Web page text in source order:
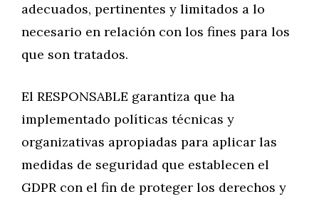
adecuados, pertinentes y limitados a lo
necesario en relación con los fines para los
que son tratados.
El RESPONSABLE garantiza que ha
implementado políticas técnicas y
organizativas apropiadas para aplicar las
medidas de seguridad que establecen el
GDPR con el fin de proteger los derechos y